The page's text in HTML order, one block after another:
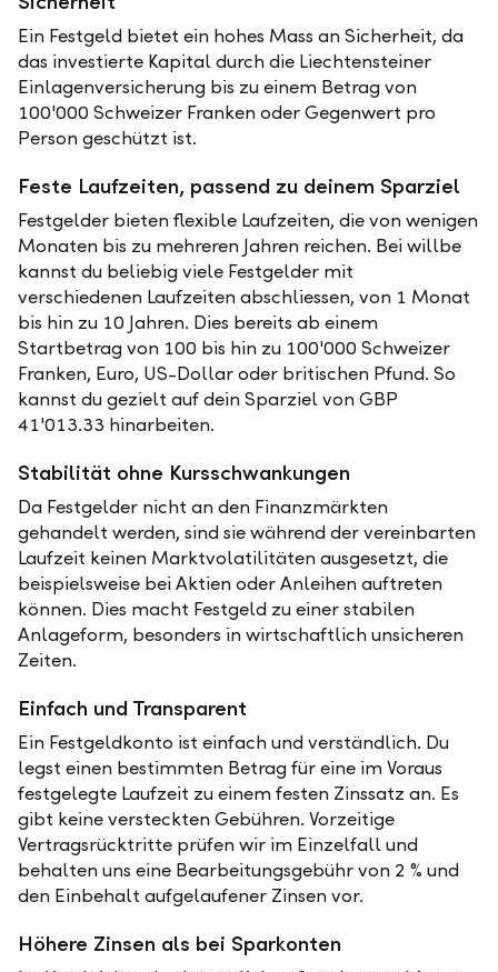
Ein Festgeld bietet ein hohes Mass an Sicherheit, da
das investierte Kapital durch die Liechtensteiner
Einlagenversicherung bis zu einem Betrag von
100'000 Schweizer Franken oder Gegenwert pro
Person geschützt ist.
Feste Laufzeiten, passend zu deinem Sparziel
Festgelder bieten flexible Laufzeiten, die von wenigen
Monaten bis zu mehreren Jahren reichen. Bei willbe
kannst du beliebig viele Festgelder mit
verschiedenen Laufzeiten abschliessen, von 1 Monat
bis hin zu 10 Jahren. Dies bereits ab einem
Startbetrag von 100 bis hin zu 100'000 Schweizer
Franken, Euro, US-Dollar oder britischen Pfund. So
kannst du gezielt auf dein Sparziel von GBP
41'013.33 hinarbeiten.
Stabilität ohne Kursschwankungen
Da Festgelder nicht an den Finanzmärkten
gehandelt werden, sind sie während der vereinbarten
Laufzeit keinen Marktvolatilitäten ausgesetzt, die
beispielsweise bei Aktien oder Anleihen auftreten
können. Dies macht Festgeld zu einer stabilen
Anlageform, besonders in wirtschaftlich unsicheren
Zeiten.
Einfach und Transparent
Ein Festgeldkonto ist einfach und verständlich. Du
legst einen bestimmten Betrag für eine im Voraus
festgelegte Laufzeit zu einem festen Zinssatz an. Es
gibt keine versteckten Gebühren. Vorzeitige
Vertragsrücktritte prüfen wir im Einzelfall und
behalten uns eine Bearbeitungsgebühr von 2 % und
den Einbehalt aufgelaufener Zinsen vor.
Höhere Zinsen als bei Sparkonten